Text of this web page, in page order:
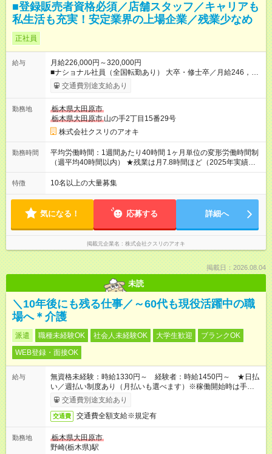
■登録販売者資格必須／店舗スタッフ／キャリアも
私生活も充実！安定業界の上場企業／残業少なめ
正社員
給与
月給226,000円～320,000円
■ナショナル社員（全国転勤あり） 大卒・修士卒／月給246，
000円～320，000円 高校・短大・専門卒／月給226，000円～
320，000円 ★エリア手当（石川県、富山県、福井県、岐阜県、
途、賞与（年2回）、各種手当あり ★登録販売者資格保持者への
月1万円支給を含む（実務経験がない方にも同額を支給） ※ただ
し、短時間勤務・早番固定社員は当社規定に従い額が変動 ＝＝
＝＝＝＝＝＝＝＝＝＝＝＝ ★職務給制度で実力次第で収入アッ
プ！ 職務内容に応じて給与が支払われ、昇格試験なく役職に就
いた時点で年収がUPする制度です。 約4割の社員が入社3年目で
できます。 ＝＝＝＝＝＝＝＝＝＝＝＝＝＝ 【試用期間】試用期
間なし
交通費別途支給あり
勤務地
栃木県大田原市
栃木県大田原市 山の手2丁目15番29号
株式会社クスリのアオキ
勤務時間
平均労働時間：1週間あたり40時間 1ヶ月単位の変形労働時間制
（週平均40時間以内） ★残業は月7.8時間ほど（2025年実績）
＜店舗の基本営業時間＞ 9時～22時 ※勤務時間は店舗により異
なります。 ＜シフト例＞ 早番：8時00分～17時00分 中番：11
1ヶ月単位の変形労働時間制（週平均40時間以内） ★残業は月
7.8時間ほど（2025年実績） ＜店舗の基本営業時間＞ 9時～22
時 ※勤務時間は店舗により異なります。 ＜シフト例＞ 早番：8
時00分～17時00分 中番：11時～20時 遅番：13時～22時
特徴 10名以上の大量募集
気になる！ 応募する 詳細へ
掲載元企業名 株式会社クスリのアオキ
掲載日：2026.08.04
未読
＼10年後にも残る仕事／～60代も現役活躍中の職
場へ＊介護
派遣 職種未経験OK 社会人未経験OK 大学生歓迎
ブランクOK
WEB登録・面接OK
給与
無資格未経験：時給1330円～ 経験者：時給1450円～ ★日払
い／週払い制度あり（月払いも選べます）※稼働開始時は手続き
完了次第のお支払いとなります。
交通費別途支給あり
交通費 交通費全額支給※規定有
勤務地
栃木県大田原市
野崎(栃木県)駅